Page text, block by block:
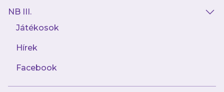
NB III.
Játékosok
Hírek
Facebook
AJÁNLÓ